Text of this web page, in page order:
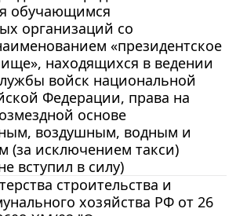
обучающимся
организаций со
«президентское
находящихся в ведении
войск национальной
Федерации, права на
основе
воздушным, водным и
(за исключением такси)
вступил в силу)
строительства и
хозяйства РФ от 26